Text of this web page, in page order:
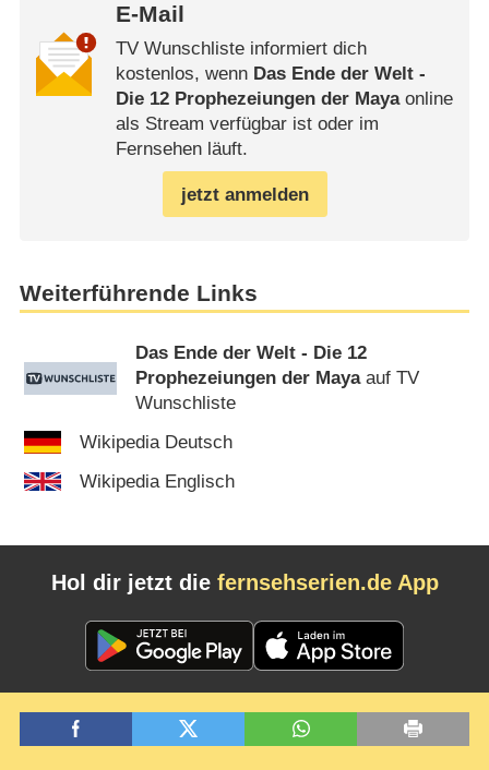
E-Mail
TV Wunschliste informiert dich
kostenlos, wenn Das Ende der Welt -
Die 12 Prophezeiungen der Mayaonline
als Stream verfügbar ist oder im
Fernsehen läuft.
jetzt anmelden
Weiterführende Links
Das Ende der Welt - Die 12
Prophezeiungen der Mayaauf TV
Wunschliste
Wikipedia Deutsch
Wikipedia Englisch
Hol dir jetzt die fernsehserien.de App